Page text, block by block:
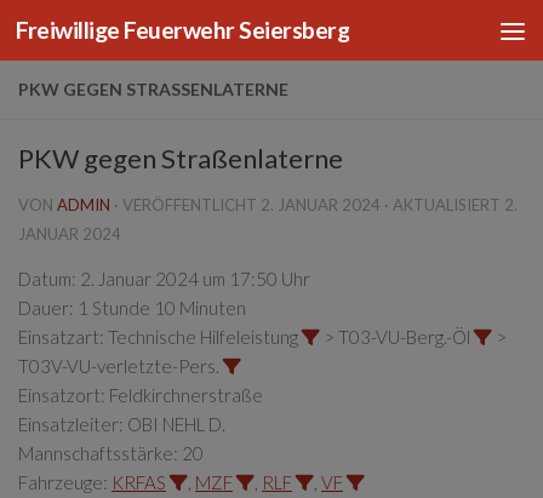
Zum Inhalt springen
Freiwillige Feuerwehr Seiersberg
PKW GEGEN STRASSENLATERNE
PKW gegen Straßenlaterne
VON ADMIN · VERÖFFENTLICHT 2. JANUAR 2024 · AKTUALISIERT 2.
JANUAR 2024
Datum: 2. Januar 2024 um 17:50 Uhr
Dauer: 1 Stunde 10 Minuten
Einsatzart: Technische Hilfeleistung > T03-VU-Berg.-Öl
>
T03V-VU-verletzte-Pers.
Einsatzort: Feldkirchnerstraße
Einsatzleiter: OBI NEHL D.
Mannschaftsstärke: 20
Fahrzeuge: KRFAS MZF RLF
VF